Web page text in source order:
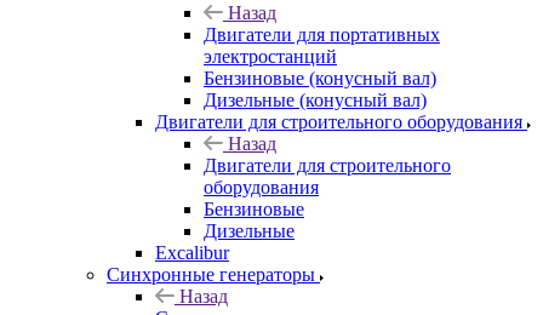
Назад
Двигатели для портативных
электростанций
Бензиновые (конусный вал)
Дизельные (конусный вал)
Двигатели для строительного оборудования
Назад
Двигатели для строительного
оборудования
Бензиновые
Дизельные
Excalibur
Синхронные генераторы
Назад